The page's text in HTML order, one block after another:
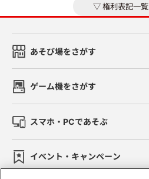
権利表記一
あそび場をさがす
ゲーム機をさがす
スマホ・PCであそぶ
イベント・キャンペーン